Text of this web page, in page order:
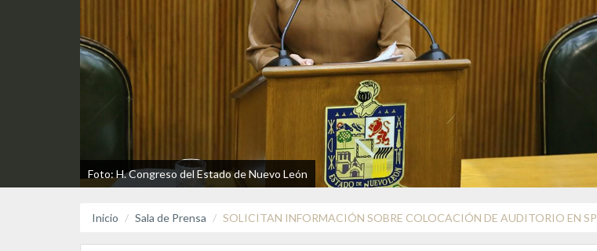
Foto: H. Congreso del Estado de Nuevo León
Inicio Sala de Prensa SOLICITAN INFORMACIÓN SOBRE COLOCACIÓN DE AUDITORIO EN SP